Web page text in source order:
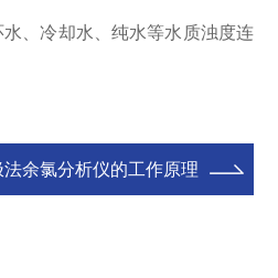
、冷却水、纯水等水质浊度连
余氯分析仪的工作原理